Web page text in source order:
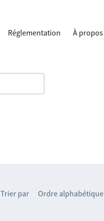
Réglementation À propos
Trier par Ordre alphabétique